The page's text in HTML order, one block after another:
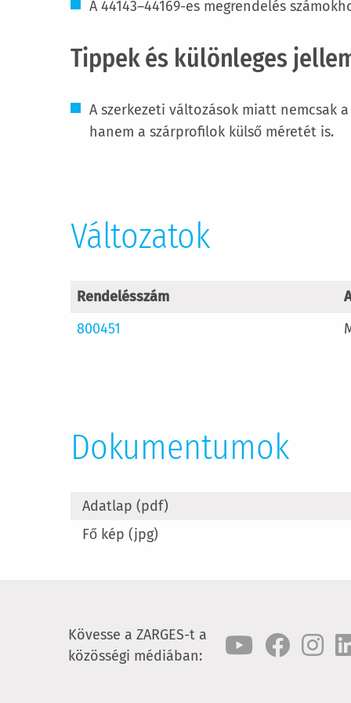
A 44143–44169-es megrendelés
Tippek és különleges
A szerkezeti változások miatt nemcsak
hanem a szárprofilok külső méretét is.
Változatok
Rendelésszám
800451
Dokumentumok
Adatlap (pdf)
Fő kép (jpg)
Kövesse a ZARGES-t a
közösségi médiában: